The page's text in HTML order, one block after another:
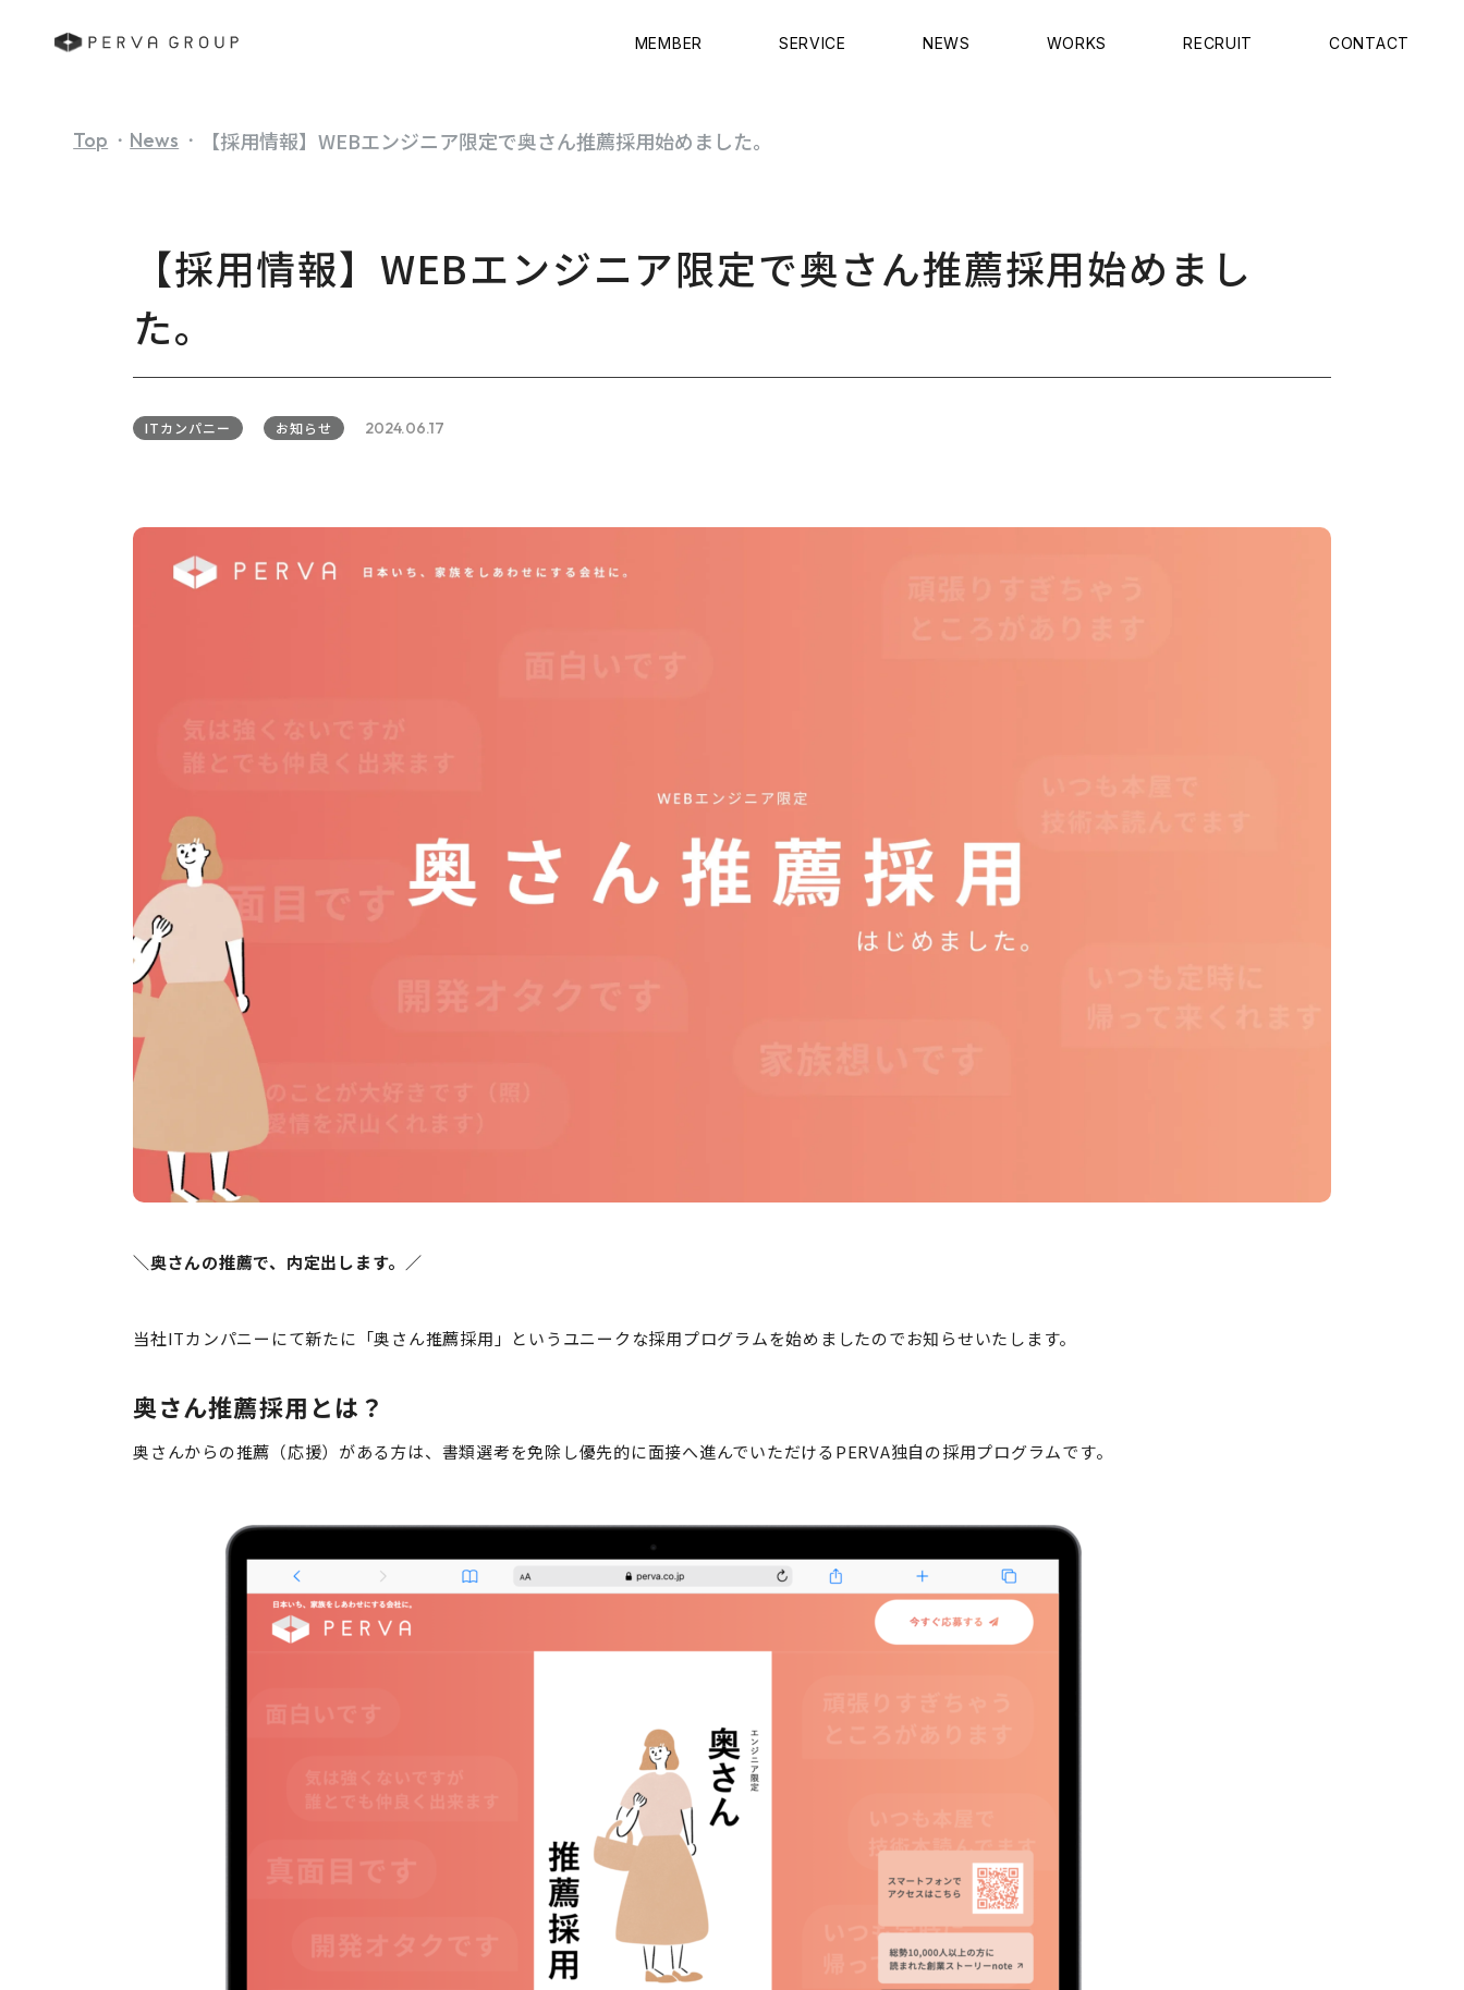
MEMBER SERVICE NEWS WORKS RECRUIT CONTACT
Top News 【採用情報】WEBエンジニア限定で奥さん推薦採用始めました。
【採用情報】WEBエンジニア限定で奥さん推薦採用始めまし
た。
ITカンパニー お知らせ 2024.06.17
＼奥さんの推薦で、内定出します。／
当社ITカンパニーにて新たに「奥さん推薦採用」というユニークな採用プログラムを始めましたのでお知らせいたします。
奥さん推薦採用とは？
奥さんからの推薦（応援）がある方は、書類選考を免除し優先的に面接へ進んでいただけるPERVA独自の採用プログラムです。